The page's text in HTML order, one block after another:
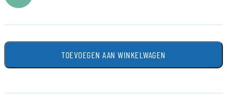
TOEVOEGEN AAN WINKELWAGEN